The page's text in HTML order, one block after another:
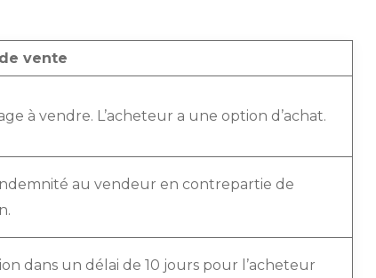
vente
à vendre. L’acheteur a une option d’achat.
au vendeur en contrepartie de
dans un délai de 10 jours pour l’acheteur